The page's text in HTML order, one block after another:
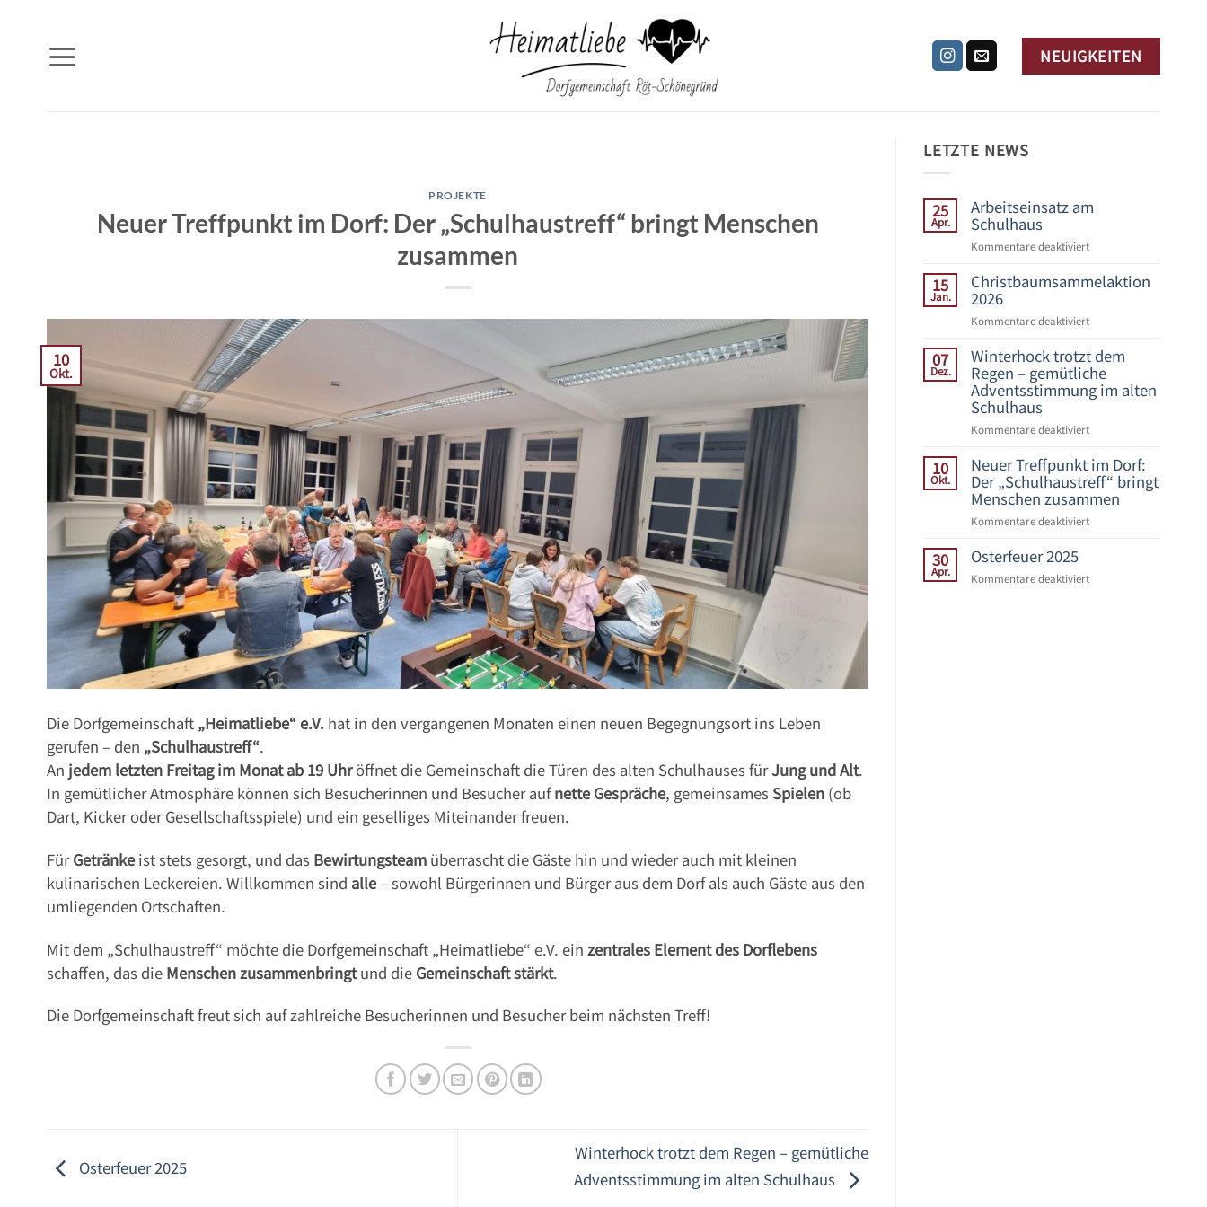
springen
NEUIGKEITEN
PROJEKTE
Neuer Treffpunkt im Dorf: Der „Schulhaustreff“ bringt Menschen
zusammen
10
Okt.
Die Dorfgemeinschaft „Heimatliebe“ e.V. hat in den vergangenen Monaten einen neuen Begegnungsort ins Leben
gerufen – den „Schulhaustreff“.
An jedem letzten Freitag im Monat ab 19 Uhröffnet die Gemeinschaft die Türen des alten Schulhauses fürJung und Alt.
In gemütlicher Atmosphäre können sich Besucherinnen und Besucher aufnette Gespräche, gemeinsames Spielen (ob
Dart, Kicker oder Gesellschaftsspiele) und ein geselliges Miteinander freuen.
FürGetränkeist stets gesorgt, und das Bewirtungsteam überrascht die Gäste hin und wieder auch mit kleinen
kulinarischen Leckereien. Willkommen sind alle– sowohl Bürgerinnen und Bürger aus dem Dorf als auch Gäste aus den
umliegenden Ortschaften.
Mit dem „Schulhaustreff“ möchte die Dorfgemeinschaft „Heimatliebe“ e.V. ein zentrales Element des Dorflebens
schaffen, das die Menschen zusammenbringtund die Gemeinschaft stärkt.
Die Dorfgemeinschaft freut sich auf zahlreiche Besucherinnen und Besucher beim nächsten Treff!
Osterfeuer 2025
Winterhock trotzt dem Regen – gemütliche
Adventsstimmung im alten Schulhaus
LETZTE NEWS
25
Apr.
Arbeitseinsatz am
Schulhaus
Kommentare deaktiviert
am
15
Jan.
Christbaumsammelaktion
2026
Kommentare deaktiviert
2026
07
Dez.
Winterhock trotzt dem
Regen – gemütliche
Adventsstimmung im alten
Schulhaus
Kommentare deaktiviert
trotzt
dem
Regen
–
10
Okt.
Neuer Treffpunkt im Dorf:
Der „Schulhaustreff“ bringt
Menschen zusammen
Kommentare deaktiviert
30
Apr.
Osterfeuer 2025
Kommentare deaktiviert